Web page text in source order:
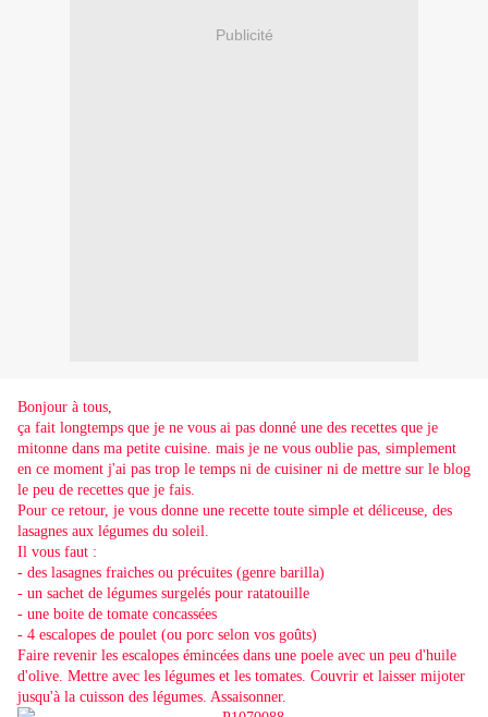
Publicité
Bonjour à tous,
ça fait longtemps que je ne vous ai pas donné une des recettes que je
mitonne dans ma petite cuisine. mais je ne vous oublie pas, simplement
en ce moment j'ai pas trop le temps ni de cuisiner ni de mettre sur le blog
le peu de recettes que je fais.
Pour ce retour, je vous donne une recette toute simple et déliceuse, des
lasagnes aux légumes du soleil.
Il vous faut :
- des lasagnes fraiches ou précuites (genre barilla)
- un sachet de légumes surgelés pour ratatouille
- une boite de tomate concassées
- 4 escalopes de poulet (ou porc selon vos goûts)
Faire revenir les escalopes émincées dans une poele avec un peu d'huile
d'olive. Mettre avec les légumes et les tomates. Couvrir et laisser mijoter
jusqu'à la cuisson des légumes. Assaisonner.